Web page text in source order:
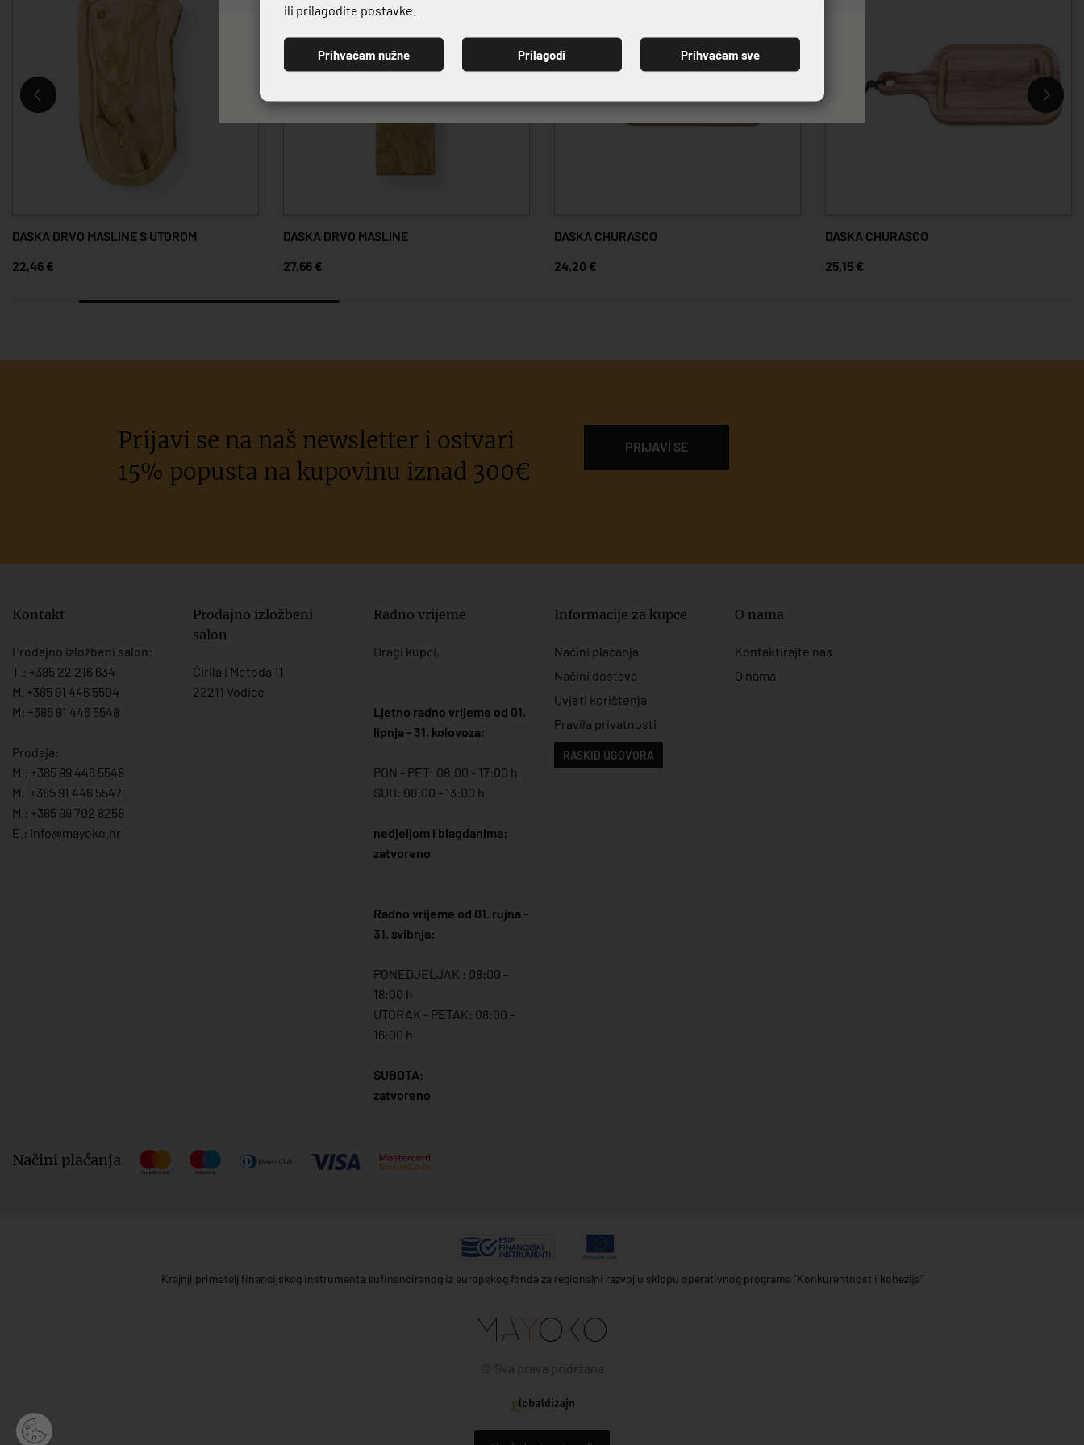
DASKA DRVO MASLINE S UTOROM
22,46 €
DASKA DRVO MASLINE
27,66 €
DASKA CHURASCO
24,20 €
DASKA CHURASCO
25,15 €
Prijavi se na naš newsletter i ostvari
15% popusta na kupovinu iznad 300€
PRIJAVI SE
Kontakt
Prodajno izložbeni salon:
T.: +385 22 216 634
M. +385 91 446 5504
M: +385 91 446 5548
Prodaja:
M.: +385 99 446 5548
M: +385 91 446 5547
M.: +385 99 702 8258
E.: info@mayoko. hr
Prodajno izložbeni
salon
Ćirila i Metoda 11
22211 Vodice
Radno vrijeme
Dragi kupci,
Ljetno radno vrijeme od 01.
lipnja - 31. kolovoza:
PON - PET: 08:00 - 17:00 h
SUB: 08:00 - 13:00 h
nedjeljom i blagdanima:
zatvoreno
Radno vrijeme od 01. rujna -
31. svibnja:
PONEDJELJAK : 08:00 -
18:00 h
UTORAK - PETAK: 08:00 -
16:00 h
SUBOTA:
zatvoreno
Informacije za kupce
Načini plaćanja
Načini dostave
Uvjeti korištenja
Pravila privatnosti
RASKID UGOVORA
O nama
Kontaktirajte nas
O nama
Načini plaćanja
Krajnji primatelj financijskog instrumenta sufinanciranog iz europskog fonda za regionalni razvoj u sklopu operativnog programa "Konkurentnost i kohezija"
© Sva prava pridržana
PRIJAVI SE
ili prilagodite postavke.
Prihvaćam nužne Prilagodi Prihvaćam sve